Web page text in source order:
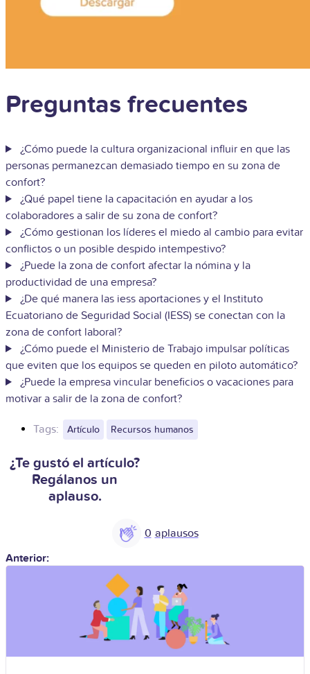
Preguntas frecuentes
¿Cómo puede la cultura organizacional influir en que las
personas permanezcan demasiado tiempo en su zona de
confort?
¿Qué papel tiene la capacitación en ayudar a los
colaboradores a salir de su zona de confort?
¿Cómo gestionan los líderes el miedo al cambio para evitar
conflictos o un posible despido intempestivo?
¿Puede la zona de confort afectar la nómina y la
productividad de una empresa?
¿De qué manera las iess aportaciones y el Instituto
Ecuatoriano de Seguridad Social (IESS) se conectan con la
zona de confort laboral?
¿Cómo puede el Ministerio de Trabajo impulsar políticas
que eviten que los equipos se queden en piloto automático?
¿Puede la empresa vincular beneficios o vacaciones para
motivar a salir de la zona de confort?
Tags: Artículo Recursos humanos
¿Te gustó el artículo?
Regálanos un
aplauso.
0
Anterior: